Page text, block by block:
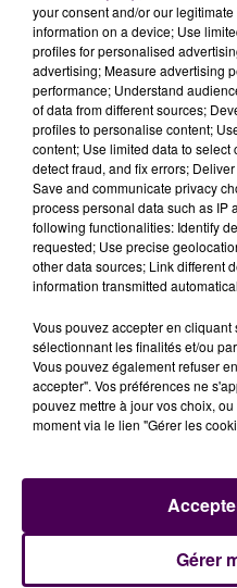
passage prochain devant
dans le Calvados,
continueront d'être
vigilance.
... A LIRE AUSSI :
your consent and/or our
information on a device; Use
profiles for personalised
advertising; Measure advertising
performance; Understand
of data from different sources;
profiles to personalise content;
content; Use limited data to select
detect fraud, and fix errors;
Save and communicate privacy
process personal data such as IP
following functionalities: Identify
requested; Use precise
other data sources; Link different
information transmitted
Vous pouvez accepter en cliquant
sélectionnant les finalités et/ou
Vous pouvez également refuser
accepter". Vos préférences ne
pouvez mettre à jour vos choix,
moment via le lien "Gérer les
Gérer